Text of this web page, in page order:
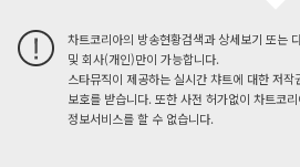
차트코리아의 방송현황검색과 상세보기 또는
및 회사(개인)만이 가능합니다.
스타뮤직이 제공하는 실시간 챠트에 대한 저
보호를 받습니다. 또한 사전 허가없이 차트코
정보서비스를 할 수 없습니다.